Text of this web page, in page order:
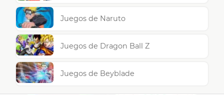
Juegos de Naruto
Juegos de Dragon Ball Z
Juegos de Beyblade